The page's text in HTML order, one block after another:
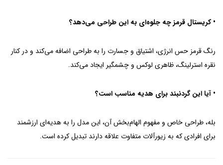
• کریستال قرمز چه جلوه‌ای به این طراحی می‌دهد؟
رنگ قرمز حس انرژی، اشتیاق و جسارت را به طراحی اضافه می‌کند و در کنار
نقره استرلینگ، ظاهری لوکس و چشمگیر ایجاد می‌کند.
• آیا این گردنبند برای هدیه مناسب است؟
بله، طراحی خاص و مفهوم الهام‌بخش آن، این مدل را به هدیه‌ای ارزشمند
برای افرادی که به زیورآلات متفاوت علاقه دارند تبدیل کرده است.